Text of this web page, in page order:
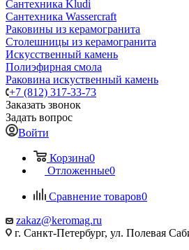
Сантехника Kludi
Сантехника Wassercraft
Раковины из керамогранита
Столешницы из керамогранита
Искусственный камень
Полиэфирная смола
Раковина искуственный камень
+7 (812) 317-33-73
Заказать звонок
Задать вопрос
Войти
Корзина0
Отложенные0
Сравнение товаров0
zakaz@keromag.ru
г. Санкт-Петербург, ул. Полевая